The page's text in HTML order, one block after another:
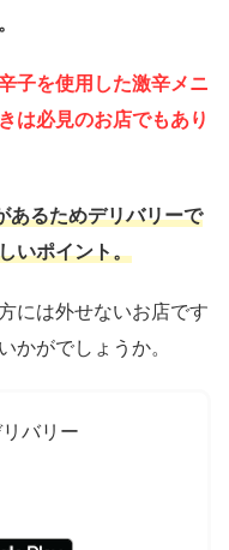
子を使用した激辛メニ
は必見のお店でもあり
あるためデリバリーで
いポイント。
には外せないお店です
かがでしょうか。
バリー